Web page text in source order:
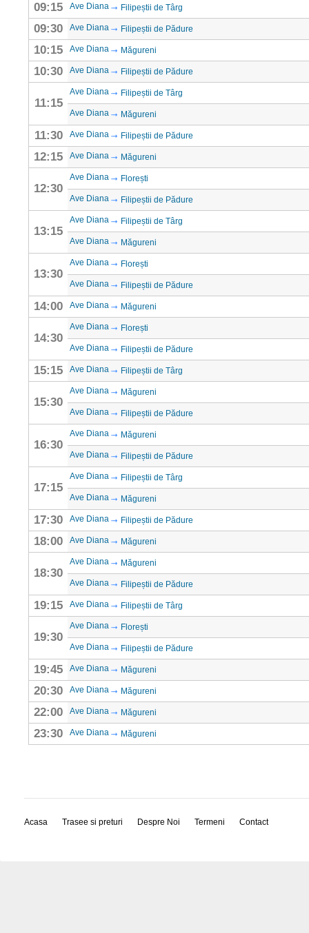
09:15 Ave Diana Filipeștii de Târg
09:30 Ave Diana Filipeștii de Pădure
10:15 Ave Diana Măgureni
10:30 Ave Diana Filipeștii de Pădure
11:15
Ave Diana Filipeștii de Târg
Ave Diana Măgureni
11:30 Ave Diana Filipeștii de Pădure
12:15 Ave Diana Măgureni
12:30
Ave Diana Florești
Ave Diana Filipeștii de Pădure
13:15
Ave Diana Filipeștii de Târg
Ave Diana Măgureni
13:30
Ave Diana Florești
Ave Diana Filipeștii de Pădure
14:00 Ave Diana Măgureni
14:30
Ave Diana Florești
Ave Diana Filipeștii de Pădure
15:15 Ave Diana Filipeștii de Târg
15:30
Ave Diana Măgureni
Ave Diana Filipeștii de Pădure
16:30
Ave Diana Măgureni
Ave Diana Filipeștii de Pădure
17:15
Ave Diana Filipeștii de Târg
Ave Diana Măgureni
17:30 Ave Diana Filipeștii de Pădure
18:00 Ave Diana Măgureni
18:30
Ave Diana Măgureni
Ave Diana Filipeștii de Pădure
19:15 Ave Diana Filipeștii de Târg
19:30
Ave Diana Florești
Ave Diana Filipeștii de Pădure
19:45 Ave Diana Măgureni
20:30 Ave Diana Măgureni
22:00 Ave Diana Măgureni
23:30 Ave Diana Măgureni
Acasa Trasee si preturi Despre Noi Termeni Contact